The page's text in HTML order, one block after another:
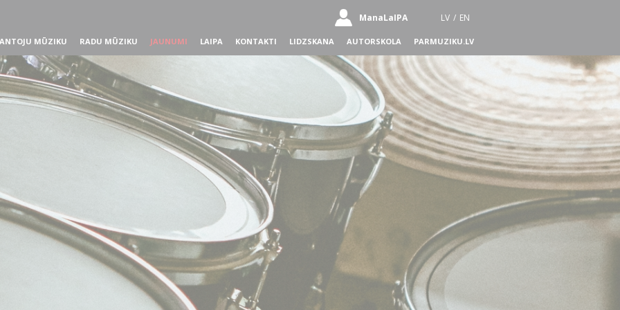
ManaLaIPA LV / EN
MŪZIKU RADU MŪZIKU JAUNUMI LAIPA KONTAKTI LIDZSKANA AUTORSKOLA PARMUZIKU.LV